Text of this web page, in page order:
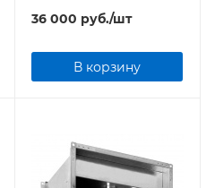
500х300-4 VIM
36 000 руб./шт
В корзину